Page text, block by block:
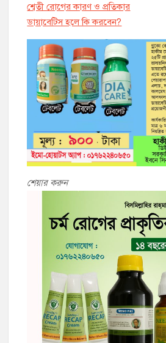
শ্বেতী রোগের কারণ ও প্রতিকার
ডায়াবেট্সি হলে কি করবেন?
শেয়ার করুন